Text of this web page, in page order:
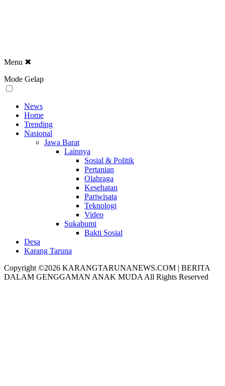
Menu ✖
Mode Gelap
News
Home
Trending
Nasional
Jawa Barat
Lainnya
Sosial & Politik
Pertanian
Olahraga
Kesehatan
Pariwisata
Teknologi
Video
Sukabumi
Bakti Sosial
Desa
Karang Taruna
Copyright ©2026 KARANGTARUNANEWS.COM | BERITA
DALAM GENGGAMAN ANAK MUDA All Rights Reserved